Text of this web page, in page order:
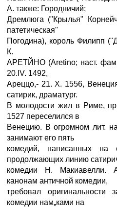
А. также: Городничий;
Дремлюга ("Крылья"
патетическая"
Погодина), король Филипп
К.
АРЕТЙНО (Aretino; наст.
20.IV. 1492,
Ареццо,- 21. X. 1556,
сатирик, драматург.
В молодости жил в Риме,
1527 переселился в
Венецию. В огромном лит.
занимают его пять
комедий, написанных
продолжающих линию
комедии Н. Макиавелли.
канонам античной комедии,
требовал
комедии нам„ками на